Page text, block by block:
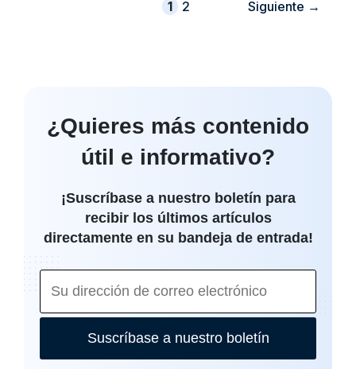
Página
1 Página
2 Siguiente →
¿Quieres más contenido
útil e informativo?
¡Suscríbase a nuestro boletín para
recibir los últimos artículos
directamente en su bandeja de entrada!
Suscríbase a nuestro boletín